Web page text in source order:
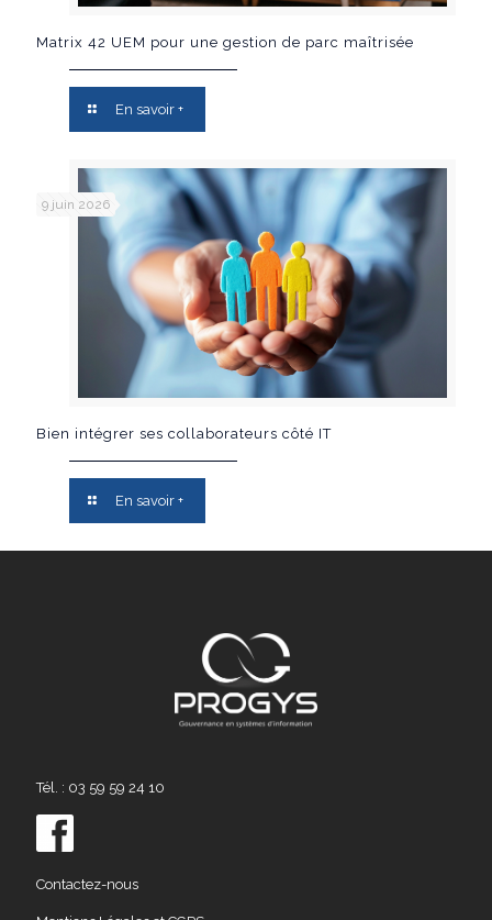
Matrix 42 UEM pour une gestion de parc maîtrisée
En savoir +
9 juin 2026
Bien intégrer ses collaborateurs côté IT
En savoir +
Tél. : 03 59 59 24 10
Contactez-nous